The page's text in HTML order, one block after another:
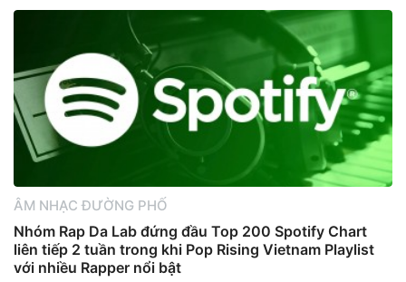
ÂM NHẠC ĐƯỜNG PHỐ
Nhóm Rap Da Lab đứng đầu Top 200 Spotify Chart
liên tiếp 2 tuần trong khi Pop Rising Vietnam Playlist
với nhiều Rapper nổi bật